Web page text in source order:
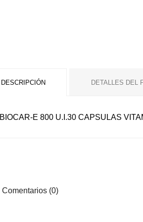
DESCRIPCIÓN DETALLES DEL
BIOCAR-E 800 U.I.30 CAPSULAS
Comentarios (0)